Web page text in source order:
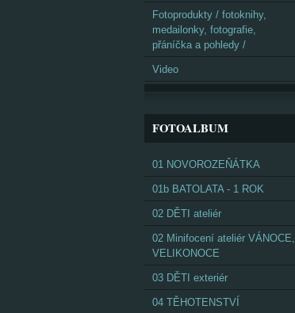
Fotoprodukty / fotoknihy,
medailonky, fotografie,
přáníčka a pohledy /
Video
FOTOALBUM
01 NOVOROZEŇÁTKA
01b BATOLATA - 1 ROK
02 DĚTI ateliér
02 Minifocení ateliér VÁNOCE,
VELIKONOCE
03 DĚTI exteriér
04 TĚHOTENSTVÍ